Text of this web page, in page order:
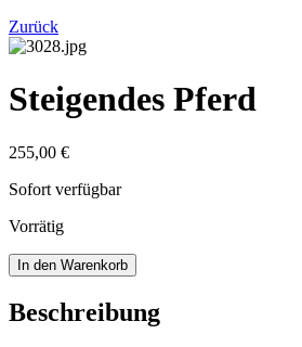
Zurück
Steigendes Pferd
255,00 €
Sofort verfügbar
Vorrätig
Steigendes
Pferd
Menge
In den Warenkorb
Beschreibung